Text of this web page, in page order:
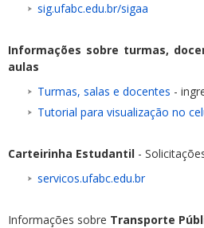
sig.ufabc.edu.br/sigaa
Informações sobre turmas,
aulas
Turmas, salas e docentes -
Tutorial para visualização no
Carteirinha Estudantil -
servicos.ufabc.edu.br
Informações sobre Transporte